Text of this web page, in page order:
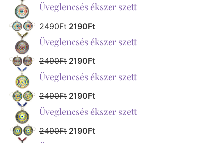
Üveglencsés ékszer szett
2490Ft 2190Ft
Üveglencsés ékszer szett
2490Ft 2190Ft
Üveglencsés ékszer szett
2490Ft 2190Ft
Üveglencsés ékszer szett
2490Ft 2190Ft